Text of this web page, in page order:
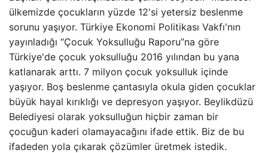
ülkemizde çocukların yüzde 12'si yetersiz beslenme
sorunu yaşıyor. Türkiye Ekonomi Politikası Vakfı'nın
yayınladığı “Çocuk Yoksulluğu Raporu”na göre
Türkiye'de çocuk yoksulluğu 2016 yılından bu yana
katlanarak arttı. 7 milyon çocuk yoksulluk içinde
yaşıyor. Boş beslenme çantasıyla okula giden çocuklar
büyük hayal kırıklığı ve depresyon yaşıyor. Beylikdüzü
Belediyesi olarak yoksulluğun hiçbir zaman bir
çocuğun kaderi olamayacağını ifade ettik. Biz de bu
ifadeden yola çıkarak çözümler üretmek istedik.